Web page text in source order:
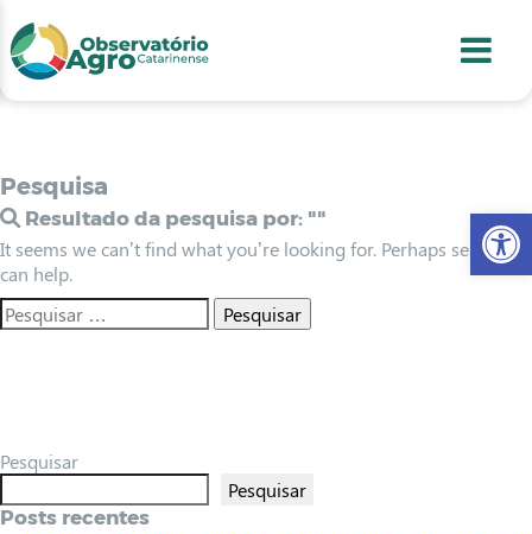
2
3
4
Pesquisa
Resultado da pesquisa por: ""
It seems we can’t find what you’re looking for. Perhaps searching
can help.
Pesquisar
Pesquisar
Posts recentes